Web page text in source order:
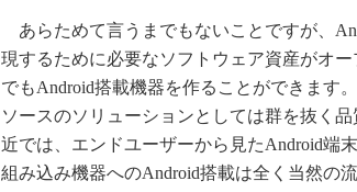
あらためて言うまでもないことですが、
現するために必要なソフトウェア資産がオ
でもAndroid搭載機器を作ることができます
ソースのソリューションとしては群を抜く
近では、エンドユーザーから見たAndroid端
組み込み機器へのAndroid搭載は全く当然の